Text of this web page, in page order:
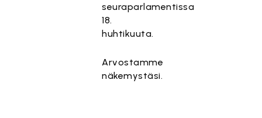
seuraparlamentissa
18.
huhtikuuta.
Arvostamme
näkemystäsi.